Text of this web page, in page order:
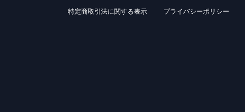
特定商取引法に関する表示 プライバシーポリシー